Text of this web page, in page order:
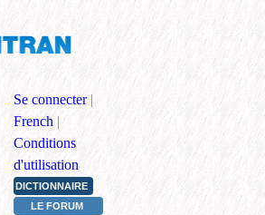
Se connecter |
French |
Conditions
d'utilisation
DICTIONNAIRE
LE FORUM